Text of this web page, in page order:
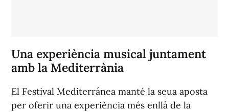
Una experiència musical juntament
amb la Mediterrània
El Festival Mediterránea manté la seua aposta
per oferir una experiència més enllà de la